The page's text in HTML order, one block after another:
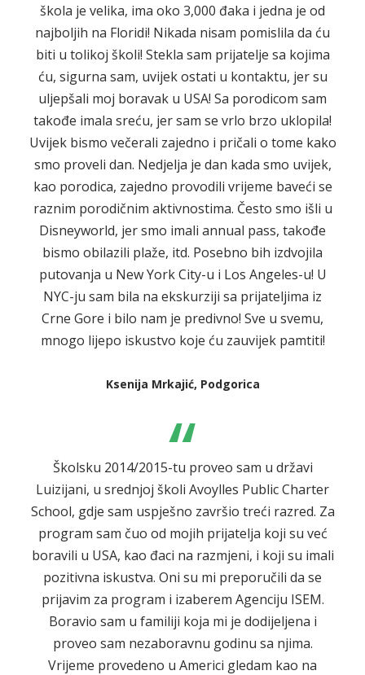
škola je velika, ima oko 3,000 đaka i jedna je od
najboljih na Floridi! Nikada nisam pomislila da ću
biti u tolikoj školi! Stekla sam prijatelje sa kojima
ću, sigurna sam, uvijek ostati u kontaktu, jer su
uljepšali moj boravak u USA! Sa porodicom sam
takođe imala sreću, jer sam se vrlo brzo uklopila!
Uvijek bismo večerali zajedno i pričali o tome kako
smo proveli dan. Nedjelja je dan kada smo uvijek,
kao porodica, zajedno provodili vrijeme baveći se
raznim porodičnim aktivnostima. Često smo išli u
Disneyworld, jer smo imali annual pass, takođe
bismo obilazili plaže, itd. Posebno bih izdvojila
putovanja u New York City-u i Los Angeles-u! U
NYC-ju sam bila na ekskurziji sa prijateljima iz
Crne Gore i bilo nam je predivno! Sve u svemu,
mnogo lijepo iskustvo koje ću zauvijek pamtiti!
Ksenija Mrkajić, Podgorica
“
Školsku 2014/2015-tu proveo sam u državi
Luizijani, u srednjoj školi Avoylles Public Charter
School, gdje sam uspješno završio treći razred. Za
program sam čuo od mojih prijatelja koji su već
boravili u USA, kao đaci na razmjeni, i koji su imali
pozitivna iskustva. Oni su mi preporučili da se
prijavim za program i izaberem Agenciju ISEM.
Boravio sam u familiji koja mi je dodijeljena i
proveo sam nezaboravnu godinu sa njima.
Vrijeme provedeno u Americi gledam kao na